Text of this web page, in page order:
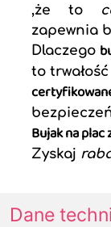
,że to
zapewnia
Dlaczego
to trwałość
Bujak na plac
Zyskaj
Dane